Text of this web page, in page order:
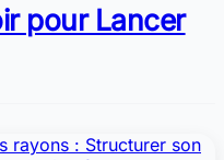
pour Lancer